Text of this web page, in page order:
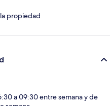
propiedad
a 09:30 entre semana y de